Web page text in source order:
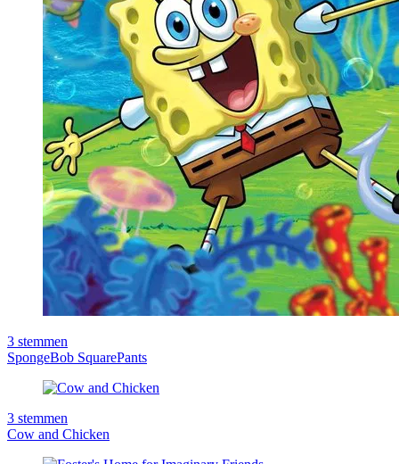
3 stemmen
SpongeBob SquarePants
3 stemmen
Cow and Chicken